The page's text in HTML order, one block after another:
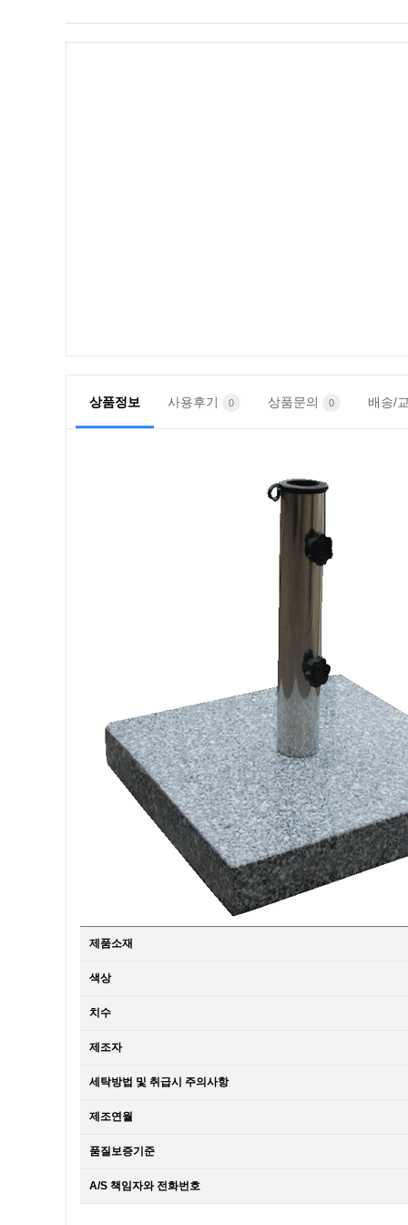
상품정보 사용후기 0 상품문의 0 배송/
제품소재
색상
치수
제조자
세탁방법 및 취급시 주의사항
제조연월
품질보증기준
A/S 책임자와 전화번호